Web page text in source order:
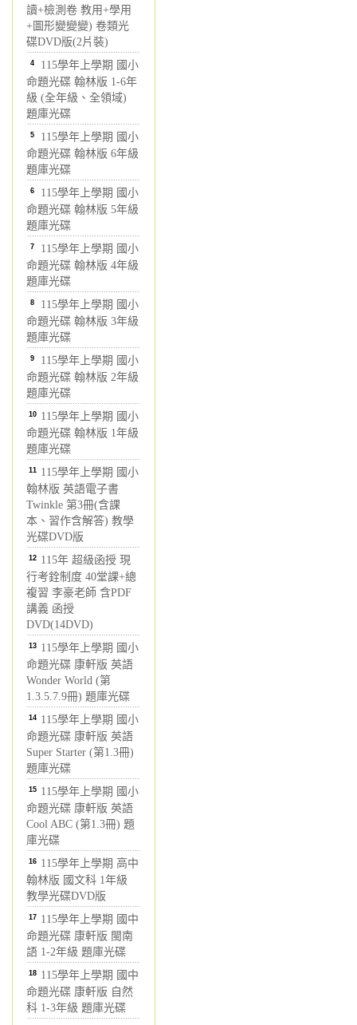
讀+檢測卷 教用+學用
+圖形變變變) 卷類光
碟DVD版(2片裝)
4 115學年上學期 國小
命題光碟 翰林版 1-6年
級 (全年級、全領域)
題庫光碟
5 115學年上學期 國小
命題光碟 翰林版 6年級
題庫光碟
6 115學年上學期 國小
命題光碟 翰林版 5年級
題庫光碟
7 115學年上學期 國小
命題光碟 翰林版 4年級
題庫光碟
8 115學年上學期 國小
命題光碟 翰林版 3年級
題庫光碟
9 115學年上學期 國小
命題光碟 翰林版 2年級
題庫光碟
10 115學年上學期 國小
命題光碟 翰林版 1年級
題庫光碟
11 115學年上學期 國小
翰林版 英語電子書
Twinkle 第3冊(含課
本、習作含解答) 教學
光碟DVD版
12 115年 超級函授 現
行考銓制度 40堂課+總
複習 李豪老師 含PDF
講義 函授
DVD(14DVD)
13 115學年上學期 國小
命題光碟 康軒版 英語
Wonder World (第
1.3.5.7.9冊) 題庫光碟
14 115學年上學期 國小
命題光碟 康軒版 英語
Super Starter (第1.3冊)
題庫光碟
15 115學年上學期 國小
命題光碟 康軒版 英語
Cool ABC (第1.3冊) 題
庫光碟
16 115學年上學期 高中
翰林版 國文科 1年級
教學光碟DVD版
17 115學年上學期 國中
命題光碟 康軒版 閩南
語 1-2年級 題庫光碟
18 115學年上學期 國中
命題光碟 康軒版 自然
科 1-3年級 題庫光碟